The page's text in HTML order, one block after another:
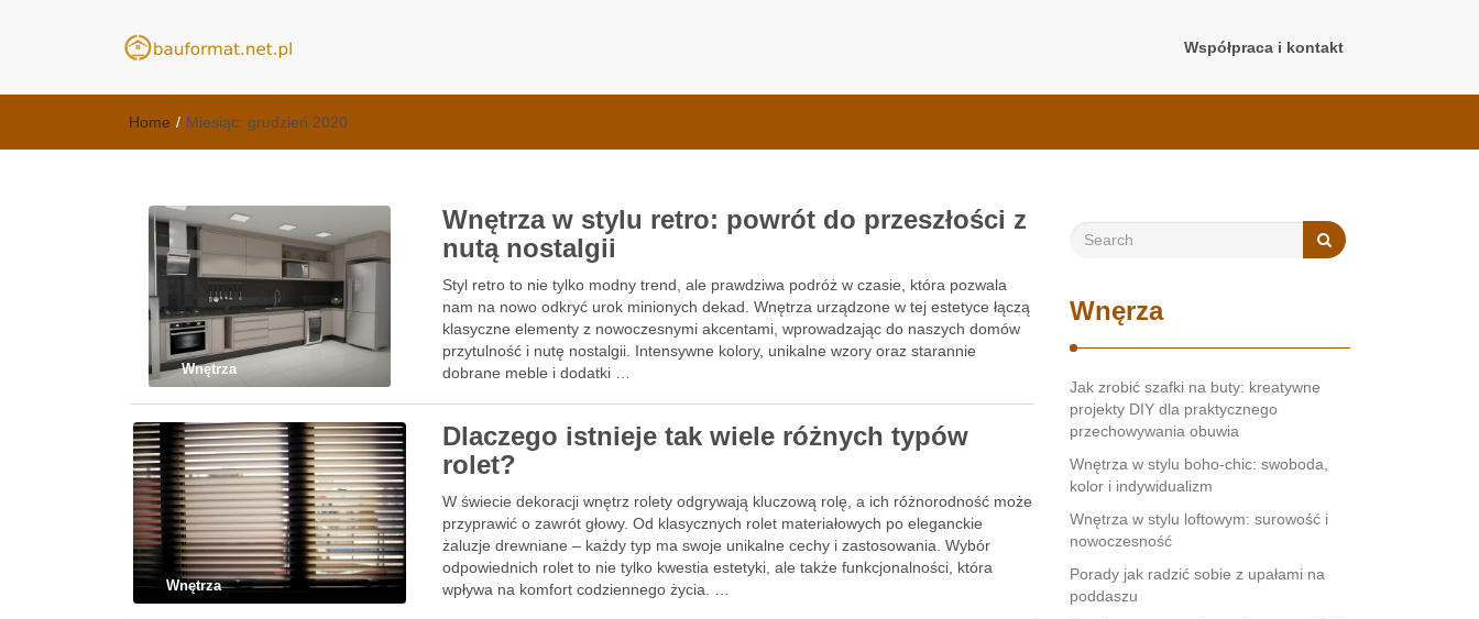
kuchnie Poznań - opinie
Współpraca i kontakt
Home / Miesiąc: grudzień 2020
Wnętrza
Wnętrza w stylu retro: powrót do przeszłości z
nutą nostalgii
Styl retro to nie tylko modny trend, ale prawdziwa podróż w czasie, która pozwala
nam na nowo odkryć urok minionych dekad. Wnętrza urządzone w tej estetyce łączą
klasyczne elementy z nowoczesnymi akcentami, wprowadzając do naszych domów
przytulność i nutę nostalgii. Intensywne kolory, unikalne wzory oraz starannie
dobrane meble i dodatki …
Wnętrza
Dlaczego istnieje tak wiele różnych typów
rolet?
W świecie dekoracji wnętrz rolety odgrywają kluczową rolę, a ich różnorodność może
przyprawić o zawrót głowy. Od klasycznych rolet materiałowych po eleganckie
żaluzje drewniane – każdy typ ma swoje unikalne cechy i zastosowania. Wybór
odpowiednich rolet to nie tylko kwestia estetyki, ale także funkcjonalności, która
wpływa na komfort codziennego życia. …
Wnęrza
Jak zrobić szafki na buty: kreatywne
projekty DIY dla praktycznego
przechowywania obuwia
Wnętrza w stylu boho-chic: swoboda,
kolor i indywidualizm
Wnętrza w stylu loftowym: surowość i
nowoczesność
Porady jak radzić sobie z upałami na
poddaszu